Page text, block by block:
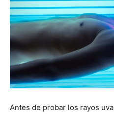
Antes de probar los rayos uva